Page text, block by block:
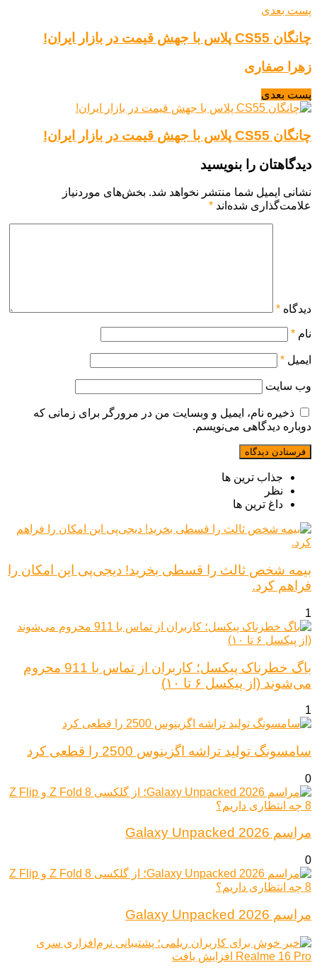
پست بعدی
چانگان CS55 پلاس با جهش قیمت در بازار ایران!
زهرا صفاری
پست بعدی
چانگان CS55 پلاس با جهش قیمت در بازار ایران!
دیدگاهتان را بنویسید
نشانی ایمیل شما منتشر نخواهد شد. بخش‌های موردنیاز
علامت‌گذاری شده‌اند *
دیدگاه *
نام *
ایمیل *
وب‌ سایت
ذخیره نام، ایمیل و وبسایت من در مرورگر برای زمانی که
دوباره دیدگاهی می‌نویسم.
جذاب ترین ها
نظر
داغ ترین ها
بیمه شخص ثالث را قسطی بخرید! دیجی‌پی این امکان را
فراهم کرد.
1
باگ خطرناک پیکسل؛ کاربران از تماس با 911 محروم
می‌شوند (از پیکسل ۶ تا ۱۰)
1
سامسونگ تولید تراشه اگزینوس 2500 را قطعی کرد
0
مراسم Galaxy Unpacked 2026
0
مراسم Galaxy Unpacked 2026